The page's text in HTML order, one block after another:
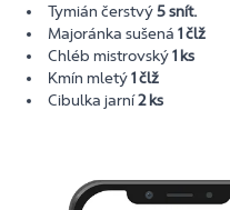
Tymián čerstvý5 snít.
Majoránka sušená 1 člž
Chléb mistrovský1 ks
Kmín mletý1 člž
Cibulka jarní2 ks